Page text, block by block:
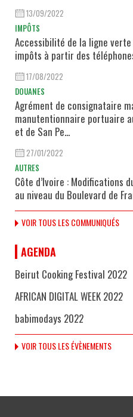
13/09/2022
IMPÔTS
Accessibilité de la ligne
impôts à partir des
17/08/2022
DOUANES
Agrément de consignataire
manutentionnaire portuaire
et de San Pe...
27/01/2022
AUTRES
Côte d’Ivoire : Modifications
au niveau du Boulevard de
VOIR TOUS LES COMMUNIQUÉS
AGENDA
Beirut Cooking Festival 2022
AFRICAN DIGITAL WEEK 2022
babimodays 2022
VOIR TOUS LES ÉVÈNEMENTS